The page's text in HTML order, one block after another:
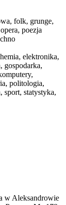
folk, grunge,
poezja
elektronika,
gospodarka,
politologia,
sport, statystyka,
w Aleksandrowie